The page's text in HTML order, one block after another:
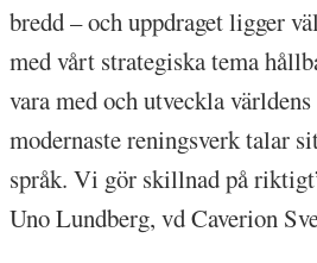
bredd – och uppdraget ligger
med vårt strategiska tema
vara med och utveckla världens
modernaste reningsverk talar
språk. Vi gör skillnad på
Uno Lundberg, vd Caverion